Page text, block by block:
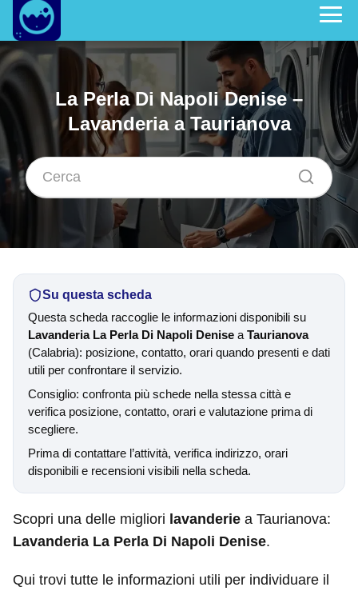
La Perla Di Napoli Denise –
Lavanderia a Taurianova
Su questa scheda
Questa scheda raccoglie le informazioni disponibili su
Lavanderia La Perla Di Napoli Denise a Taurianova
(Calabria): posizione, contatto, orari quando presenti e dati
utili per confrontare il servizio.
Consiglio: confronta più schede nella stessa città e
verifica posizione, contatto, orari e valutazione prima di
scegliere.
Prima di contattare l’attività, verifica indirizzo, orari
disponibili e recensioni visibili nella scheda.
Scopri una delle migliori lavanderie a Taurianova:
Lavanderia La Perla Di Napoli Denise.
Qui trovi tutte le informazioni utili per individuare il